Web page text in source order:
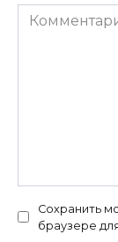
Комментарий
Сохранить
браузере